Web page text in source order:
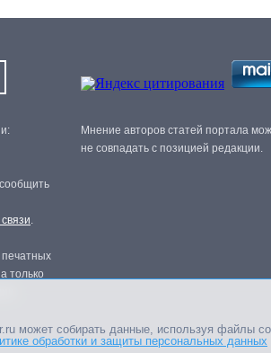
.
печатных
только
Мнение авторов статей портала
не совпадать с позицией редакции.
может собирать данные, используя файлы
обработки и защиты персональных данных